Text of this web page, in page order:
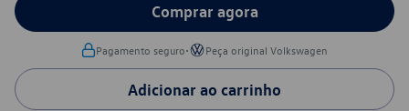
Comprar agora
Pagamento seguro• Peça original Volkswagen
Adicionar ao carrinho